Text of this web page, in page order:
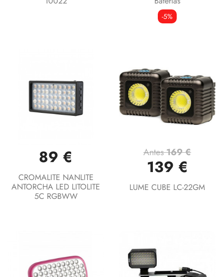
-5%
89 €
CROMALITE NANLITE
ANTORCHA LED LITOLITE
5C RGBWW
Antes169 €
139 €
LUME CUBE LC-22GM